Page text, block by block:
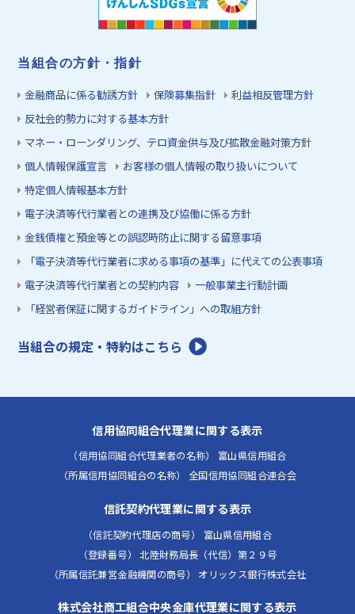
当組合の方針・指針
金融商品に係る勧誘方針 保険募集指針
利益相反管理方針
反社会的勢力に対する基本方針
マネー・ローンダリング、テロ資金供与及び拡散金融対策方針
個人情報保護宣言
お客様の個人情報の取り扱いについて
特定個人情報基本方針
電子決済等代行業者との連携及び協働に係る方針
金銭債権と預金等との誤認時防止に関する留意事項
「電子決済等代行業者に求める事項の基準」に代えての公表事項
電子決済等代行業者との契約内容
一般事業主行動計画
「経営者保証に関するガイドライン」への取組方針
当組合の規定・特約はこちら
信用協同組合代理業に関する表示
（信用協同組合代理業者の名称） 富山県信用組合
（所属信用協同組合の名称） 全国信用協同組合連合会
信託契約代理業に関する表示
（信託契約代理店の商号） 富山県信用組合
（登録番号） 北陸財務局長（代信）第２９号
（所属信託兼営金融機関の商号） オリックス銀行株式会社
株式会社商工組合中央金庫代理業に関する表示